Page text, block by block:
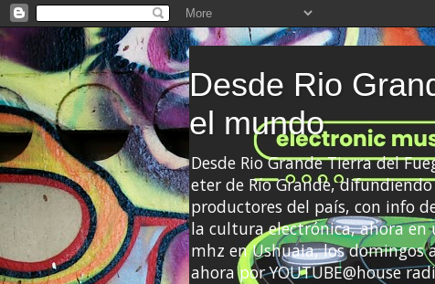
Desde Rio
el mundo
Desde Rio Grande Tierra del
eter de Río Grande,
productores del país, con info
la cultura electrónica, ahora en
mhz en Ushuaia, los domingos
ahora por YOUTUBE@house